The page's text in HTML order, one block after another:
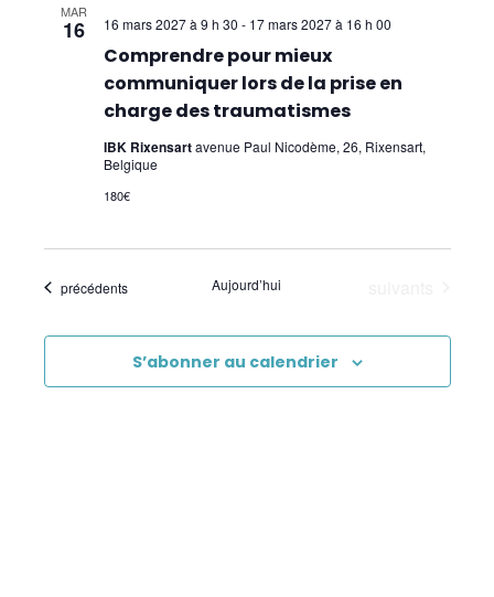
MAR
16
Comprendre pour mieux
communiquer lors de la prise en
charge des traumatismes
16 mars 2027 à 9 h 30 - 17 mars 2027 à 16 h 00
IBK Rixensartavenue Paul Nicodème, 26, Rixensart,
Belgique
180€
Évènements
précédents Aujourd’hui
S’abonner au calendrier